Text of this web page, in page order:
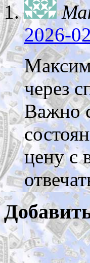
2026-
через
Важно
цену с